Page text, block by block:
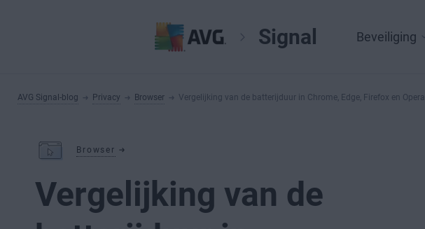
Signal Beveiliging
AVG Signal-blog Privacy Browser Vergelijking van de batterijduur in Chrome, Edge, Firefox en Opera
Browser
Vergelijking van de